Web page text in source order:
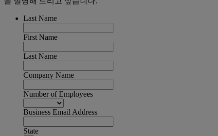
Last Name
First Name
Last Name
Company Name
Number of Employees
Business Email Address
State